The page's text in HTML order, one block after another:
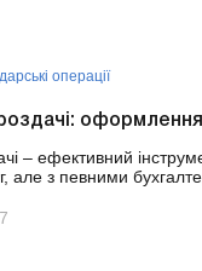
маркетингові
виплати та
операції
– ефективний
але з певними
такі операції, а